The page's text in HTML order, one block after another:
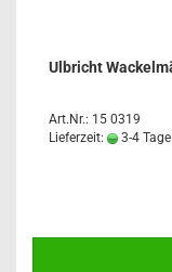
Ulbricht
Art.Nr.: 15 0319
Lieferzeit:
3-4 Tage